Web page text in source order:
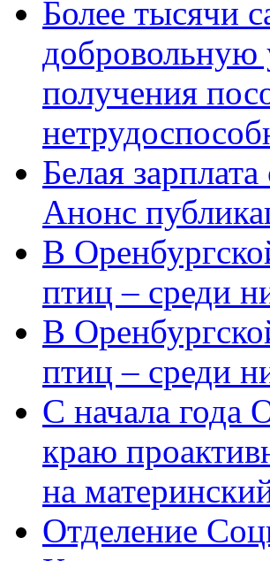
Более тысячи
добровольную
получения
Белая
Анонс
В
птиц – среди
В
птиц – среди
С начала года
краю
на
Отделение